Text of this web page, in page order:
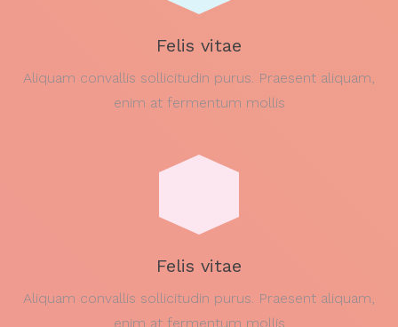
Felis vitae
Aliquam convallis sollicitudin purus. Praesent aliquam,
enim at fermentum mollis
Felis vitae
Aliquam convallis sollicitudin purus. Praesent aliquam,
enim at fermentum mollis